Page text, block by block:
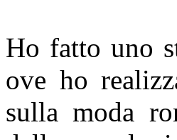
Ho fatto uno
ove ho
sulla moda